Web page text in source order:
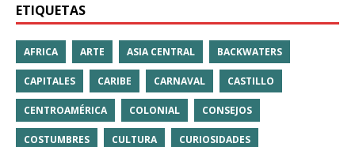
ETIQUETAS
AFRICA ARTE ASIA CENTRAL BACKWATERS
CAPITALES CARIBE CARNAVAL CASTILLO
CENTROAMÉRICA COLONIAL CONSEJOS
COSTUMBRES CULTURA CURIOSIDADES